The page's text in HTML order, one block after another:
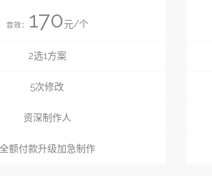
音效： 170元/个
2选1方案
5次修改
资深制作人
全额付款升级加急制作